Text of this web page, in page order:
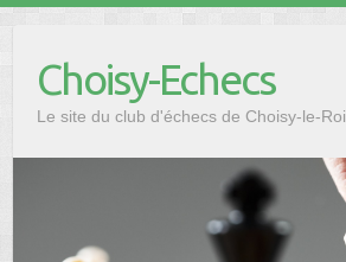
contentChoisy-Echecs
Le site du club d'échecs de Choisy-le-Roi